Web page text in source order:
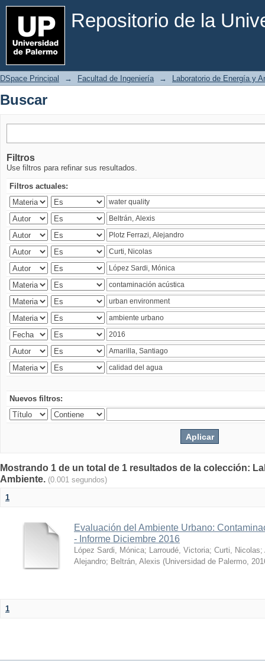
Repositorio de la
Buscar
DSpace Principal → Facultad de Ingeniería → Laboratorio de Energía y
Buscar
Filtros
Use filtros para refinar sus resultados.
Filtros actuales:
Nuevos filtros:
Mostrando 1 de un total de 1 resultados de la colección:
Ambiente. (0.001 segundos)
1
Evaluación del Ambiente Urbano:
- Informe Diciembre 2016
López Sardi, Mónica; Larroudé, Victoria; Curti, Nicolas;
Alejandro; Beltrán, Alexis (Universidad de Palermo,
1